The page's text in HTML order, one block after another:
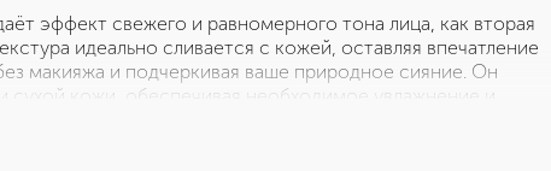
эффект свежего и равномерного тона лица, как вторая
идеально сливается с кожей, оставляя впечатление
макияжа и подчеркивая ваше природное сияние. Он
сухой кожи, обеспечивая необходимое увлажнение и
и молодостью в течение всего дня.